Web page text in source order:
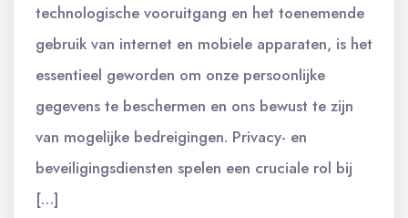
technologische vooruitgang en het toenemende
gebruik van internet en mobiele apparaten, is het
essentieel geworden om onze persoonlijke
gegevens te beschermen en ons bewust te zijn
van mogelijke bedreigingen. Privacy- en
beveiligingsdiensten spelen een cruciale rol bij
[…]